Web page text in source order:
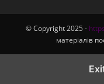
© Copyright 2025 -
матеріалів